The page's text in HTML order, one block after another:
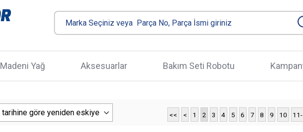
Madeni Yağ Aksesuarlar Bakım Seti Robotu
<< < 1 2 3 4 5 6 7 8 9 10